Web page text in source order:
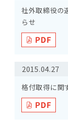
社外取締役の
らせ
2015.04.27
格付取得に関